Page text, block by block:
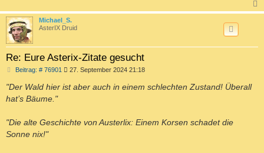
a
Michael_S.
AsterIX Druid
Re: Eure Asterix-Zitate gesucht
Beitrag: # 76901 B
t
27. September 2024 21:18
"Der Wald hier ist aber auch in einem schlechten Zustand! Überall
hat’s Bäume."
"Die alte Geschichte von Austerlix: Einem Korsen schadet die
Sonne nix!"